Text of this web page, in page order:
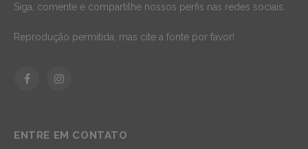
Siga, comente e compartilhe nossos perfis nas redes sociais.
Reprodução permitida, mas cite a fonte por favor!
FacebookInstagram
ENTRE EM CONTATO